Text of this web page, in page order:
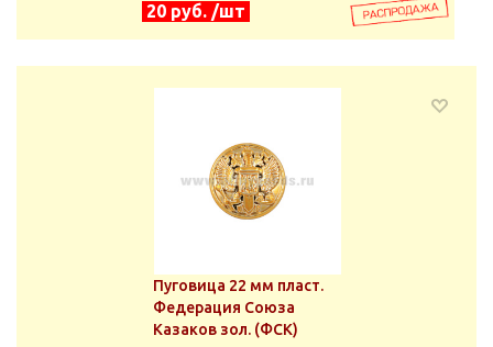
20 руб. /шт
Пуговица 22 мм пласт.
Федерация Союза
Казаков зол. (ФСК)